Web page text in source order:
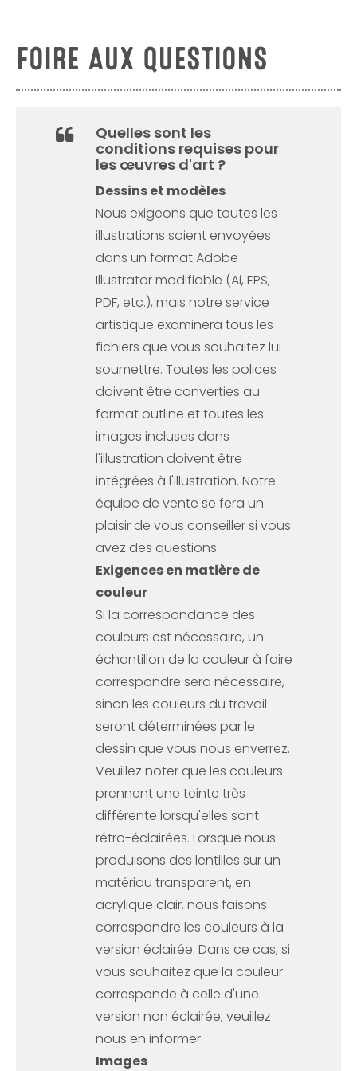
FOIRE AUX QUESTIONS
Quelles sont les
conditions requises pour
les œuvres d'art ?
Dessins et modèles
Nous exigeons que toutes les
illustrations soient envoyées
dans un format Adobe
Illustrator modifiable (Ai, EPS,
PDF, etc.), mais notre service
artistique examinera tous les
fichiers que vous souhaitez lui
soumettre. Toutes les polices
doivent être converties au
format outline et toutes les
images incluses dans
l'illustration doivent être
intégrées à l'illustration. Notre
équipe de vente se fera un
plaisir de vous conseiller si vous
avez des questions.
Exigences en matière de
couleur
Si la correspondance des
couleurs est nécessaire, un
échantillon de la couleur à faire
correspondre sera nécessaire,
sinon les couleurs du travail
seront déterminées par le
dessin que vous nous enverrez.
Veuillez noter que les couleurs
prennent une teinte très
différente lorsqu'elles sont
rétro-éclairées. Lorsque nous
produisons des lentilles sur un
matériau transparent, en
acrylique clair, nous faisons
correspondre les couleurs à la
version éclairée. Dans ce cas, si
vous souhaitez que la couleur
corresponde à celle d'une
version non éclairée, veuillez
nous en informer.
Images